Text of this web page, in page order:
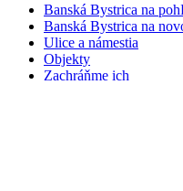
Banská Bystrica na
Banská Bystrica na
Ulice a námestia
Objekty
Zachráňme ich